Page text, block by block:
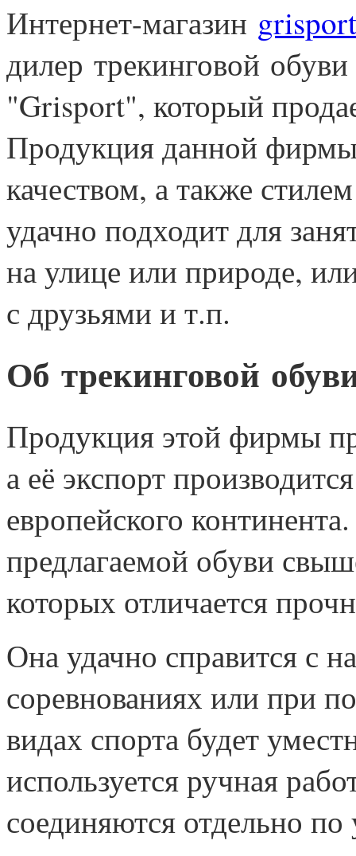
Интернет-магазин
дилер трекинговой обуви
"Grisport", который
Продукция данной фирмы
качеством, а также
удачно подходит для
на улице или природе,
с друзьями и т.п.
Об трекинговой
Продукция этой фирмы
а её экспорт
европейского
предлагаемой обуви
которых отличается
Она удачно справится с
соревнованиях или при
видах спорта будет
используется ручная
соединяются отдельно